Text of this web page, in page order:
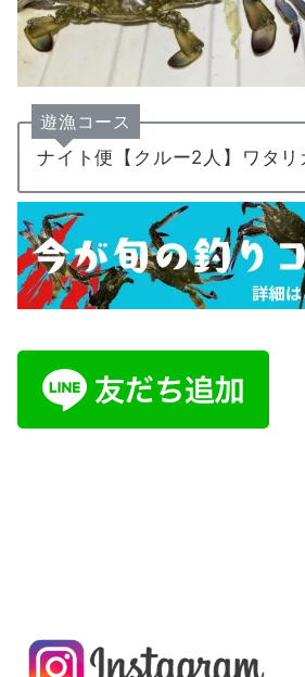
遊漁コース
ナイト便【クルー2人】ワタリ